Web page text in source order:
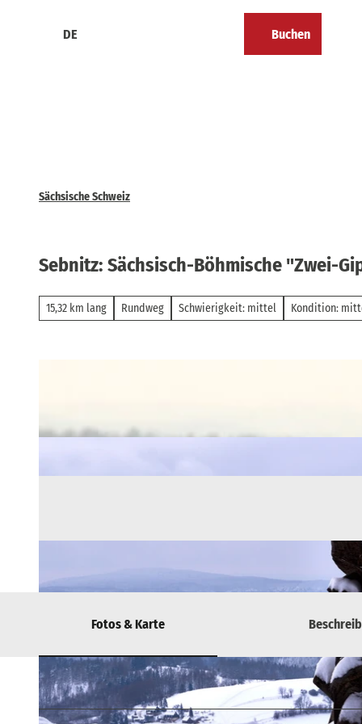
DE Buchen
Sächsische Schweiz
Sebnitz: Sächsisch-Böhmische "Zwei-
15,32 km lang Rundweg Schwierigkeit: mittel Kondition:
Fotos & Karte